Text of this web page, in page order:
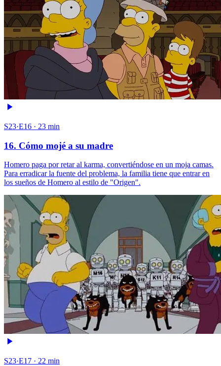
S23·E16 · 23 min
16. Cómo mojé a su madre
Homero paga por retar al karma, convertiéndose en un moja camas.
Para erradicar la fuente del problema, la familia tiene que entrar en
los sueños de Homero al estilo de "Origen".
S23·E17 · 22 min